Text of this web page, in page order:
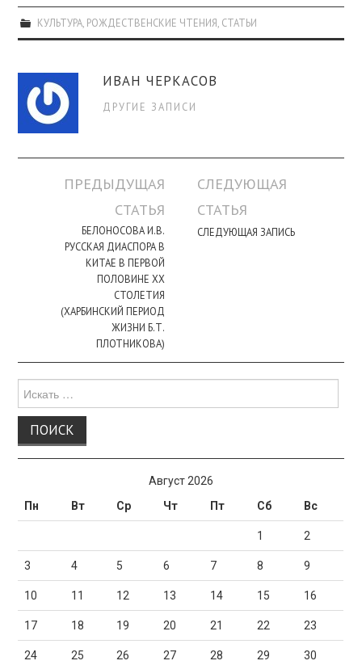
КУЛЬТУРА, РОЖДЕСТВЕНСКИЕ ЧТЕНИЯ СТАТЬИ
ИВАН ЧЕРКАСОВ
ДРУГИЕ ЗАПИСИ
Навигация
ПРЕДЫДУЩАЯ
СТАТЬЯ
БЕЛОНОСОВА И.В.
РУССКАЯ ДИАСПОРА В
КИТАЕ В ПЕРВОЙ
ПОЛОВИНЕ ХХ
СТОЛЕТИЯ
(ХАРБИНСКИЙ ПЕРИОД
ЖИЗНИ Б.Т.
ПЛОТНИКОВА)
СЛЕДУЮЩАЯ
СТАТЬЯ
СЛЕДУЮЩАЯ ЗАПИСЬ
для:
Август 2026
Пн
Вт Ср Чт Пт Сб Вс
1 2
3 4 5 6 7 8 9
10 11 12 13 14 15 16
17 18 19 20 21 22 23
24 25 26 27 28 29 30